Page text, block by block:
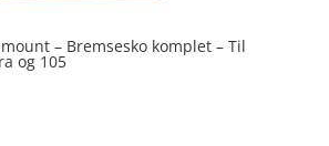
– Bremsesko komplet – Til
og 105